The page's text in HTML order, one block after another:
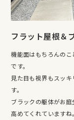
フラット屋根＆
機能面はもちろんの
です。
見た目も視界もスッ
す。
ブラックの躯体がお
高めてくれていますね。